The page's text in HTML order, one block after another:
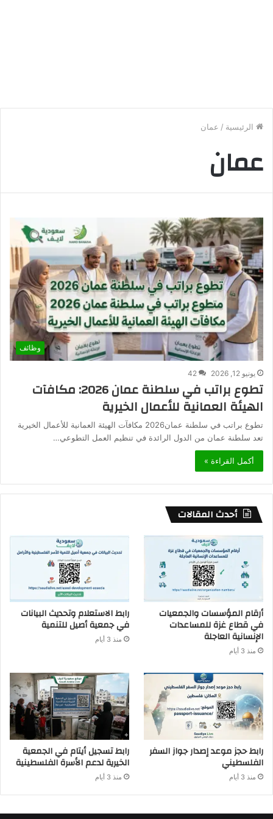
الرئيسية / عمان
عمان
وظائف
يونيو 12, 2026 42
تطوع براتب في سلطنة عمان 2026: مكافآت
الهيئة العمانية للأعمال الخيرية
تطوع براتب في سلطنة عمان2026 مكافآت الهيئة العمانية للأعمال الخيرية
تعد سلطنة عمان من الدول الرائدة في تنظيم العمل التطوعي…
أكمل القراءة »
أحدث المقالات
أرقام المؤسسات والجمعيات
في قطاع غزة للمساعدات
الإنسانية العاجلة
منذ 3 أيام
رابط الاستعلام وتحديث البيانات
في جمعية أصيل للتنمية
منذ 3 أيام
رابط حجز موعد إصدار جواز السفر
الفلسطيني
منذ 3 أيام
رابط تسجيل أيتام في الجمعية
الخيرية لدعم الأسرة الفلسطينية
منذ 3 أيام